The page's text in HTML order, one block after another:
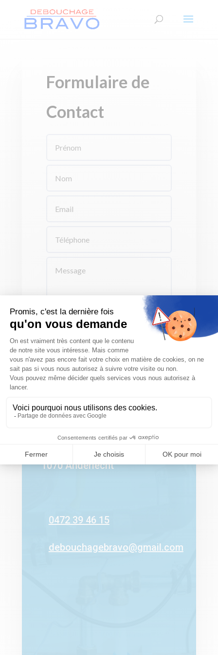
Formulaire de
Contact
ENVOYER
Coordonnées
1070 Anderlecht
0472 39 46 15
debouchagebravo@gmail.com